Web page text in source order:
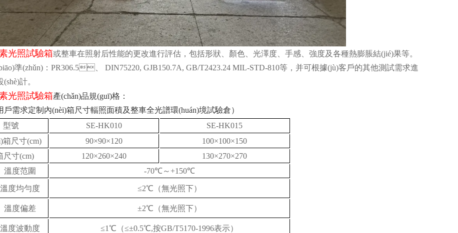
光照試驗箱或整車在照射后性能的更改進行評估，包括形狀、顏色、光澤度、手感、強度及各種熱膨脹結(jié)果等。
準(zhǔn)： PR306.5、 DIN75220, GJB150.7A, GB/T2423.24 MIL-STD-810等，并可根據(jù)客戶的其他測試需求進
計。
光照試驗箱產(chǎn)品規(guī)格：
戶需求定制內(nèi)箱尺寸輻照面積及整車全光譜環(huán)境試驗倉）
型號
SE-HK010
SE-HK015
箱尺寸(cm)
90×90×120
100×100×150
尺寸(cm)
120×260×240 130×270×270
溫度范圍 -70℃～+150℃
溫度均勻度 ≤2℃（無光照下）
溫度偏差 ±2℃（無光照下）
溫度波動度 ≤1℃（≤±0.5℃,按GB/T5170-1996表示）